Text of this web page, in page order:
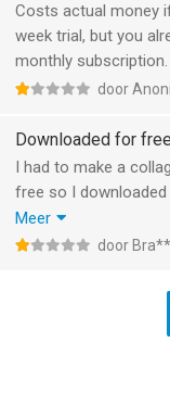
Costs actual money
week trial, but you
monthly subscription.
door
Downloaded for
I had to make a
free so I
collage it told me i
after that pay for it
Meer
door